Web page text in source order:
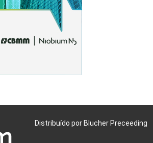
Distribuído por Blucher Preceeding